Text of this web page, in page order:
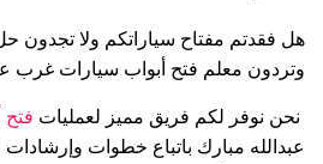
هل فقدتم مفتاح سياراتكم ولا تجدون
وتردون معلم فتح أبواب سيارات غرب
نحن نوفر لكم فريق مميز لعمليات فتح
عبدالله مبارك باتباع خطوات